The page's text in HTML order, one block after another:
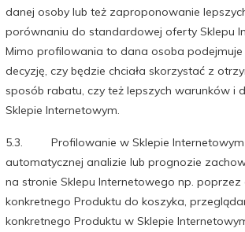
danej osoby lub też zaproponowanie
porównaniu do standardowej oferty Sklepu
Mimo profilowania to dana osoba
decyzję, czy będzie chciała skorzystać z
sposób rabatu, czy też lepszych warunków i
Sklepie Internetowym.
5.3. Profilowanie w Sklepie Internetowym
automatycznej analizie lub prognozie
na stronie Sklepu Internetowego np. poprzez
konkretnego Produktu do koszyka,
konkretnego Produktu w Sklepie